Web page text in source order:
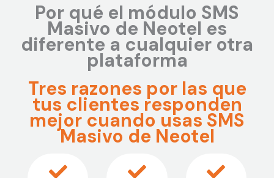
Por qué el módulo SMS
Masivo de Neotel es
diferente a cualquier otra
plataforma
Tres razones por las que
tus clientes responden
mejor cuando usas SMS
Masivo de Neotel